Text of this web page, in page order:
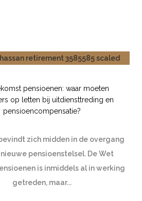
pensioenen: waar moeten
op letten bij uitdiensttreding en
pensioencompensatie?
zich midden in de overgang
pensioenstelsel. De Wet
is inmiddels al in werking
getreden, maar...